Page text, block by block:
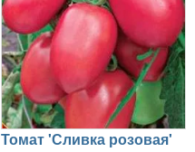
Томат 'Сливка розовая'